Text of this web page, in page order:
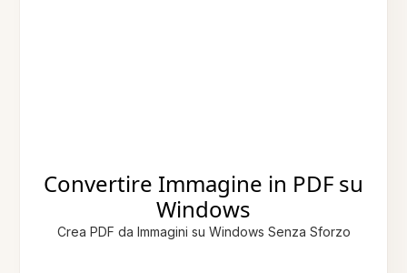
Convertire Immagine in PDF su
Windows
Crea PDF da Immagini su Windows Senza Sforzo